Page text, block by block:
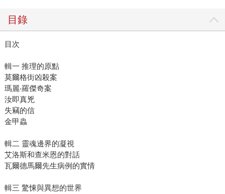
目錄
目次
輯一 推理的原點
莫爾格街凶殺案
瑪麗‧羅傑奇案
汝即真兇
失竊的信
金甲蟲
輯二 靈魂邊界的凝視
艾洛斯和查米恩的對話
瓦爾德馬爾先生病例的實情
輯三 驚悚與異想的世界